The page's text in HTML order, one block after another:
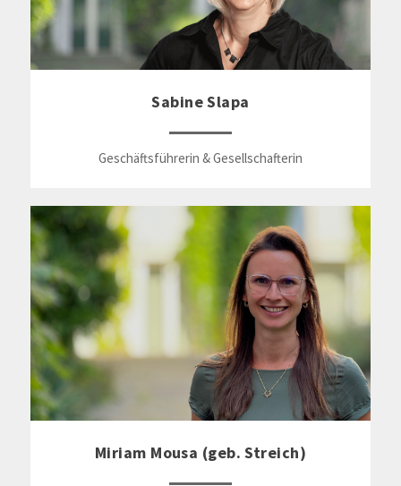
Sabine Slapa
Geschäftsführerin & Gesellschafterin
Miriam Mousa (geb. Streich)